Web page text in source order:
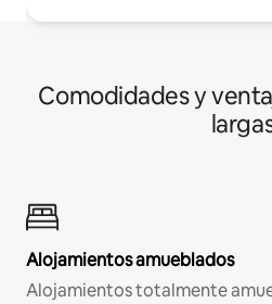
Comodidades y
Alojamientos amueblados
Alojamientos totalmente